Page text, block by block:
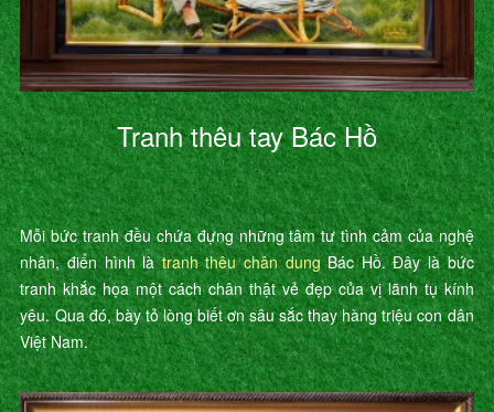
Tranh thêu tay Bác Hồ
Mỗi bức tranh đều chứa đựng những tâm tư tình cảm của nghệ
nhân, điển hình làtranh thêu chân dungBác Hồ. Đây là bức
tranh khắc họa một cách chân thật vẻ đẹp của vị lãnh tụ kính
yêu. Qua đó, bày tỏ lòng biết ơn sâu sắc thay hàng triệu con dân
Việt Nam.